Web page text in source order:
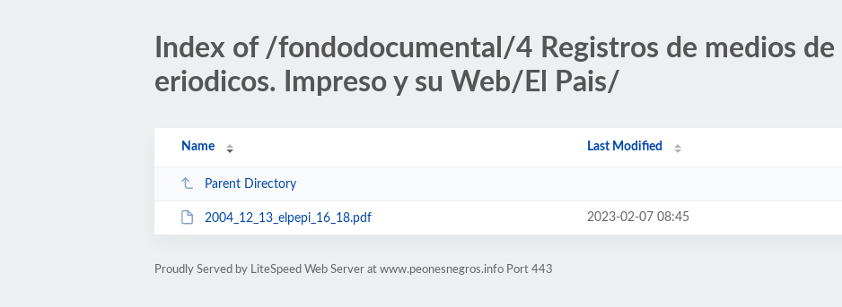
Index of /fondodocumental/4 Registros de medios
eriodicos. Impreso y su Web/El Pais/
Name Last Modified
Parent Directory
2004_12_13_elpepi_16_18.pdf 2023-02-07 08:45
Proudly Served by LiteSpeed Web Server at www.peonesnegros.info Port 443